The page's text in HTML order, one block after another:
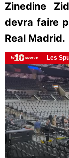
Zinedine
devra faire
Real Madrid.